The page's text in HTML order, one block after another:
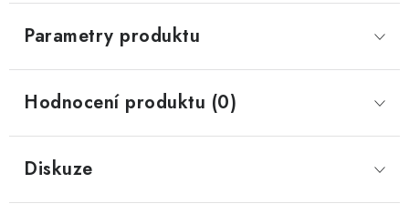
Parametry produktu
Hodnocení produktu (0)
Diskuze